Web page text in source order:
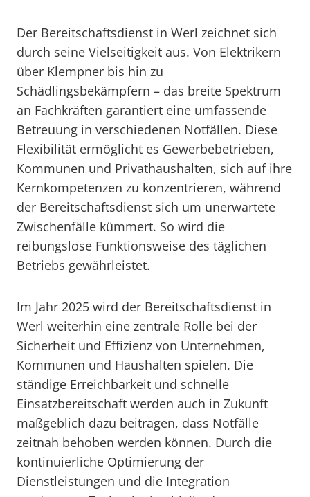
Der Bereitschaftsdienst in Werl zeichnet sich
durch seine Vielseitigkeit aus. Von Elektrikern
über Klempner bis hin zu
Schädlingsbekämpfern – das breite Spektrum
an Fachkräften garantiert eine umfassende
Betreuung in verschiedenen Notfällen. Diese
Flexibilität ermöglicht es Gewerbebetrieben,
Kommunen und Privathaushalten, sich auf ihre
Kernkompetenzen zu konzentrieren, während
der Bereitschaftsdienst sich um unerwartete
Zwischenfälle kümmert. So wird die
reibungslose Funktionsweise des täglichen
Betriebs gewährleistet.
Im Jahr 2025 wird der Bereitschaftsdienst in
Werl weiterhin eine zentrale Rolle bei der
Sicherheit und Effizienz von Unternehmen,
Kommunen und Haushalten spielen. Die
ständige Erreichbarkeit und schnelle
Einsatzbereitschaft werden auch in Zukunft
maßgeblich dazu beitragen, dass Notfälle
zeitnah behoben werden können. Durch die
kontinuierliche Optimierung der
Dienstleistungen und die Integration